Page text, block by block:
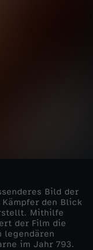
Bild der
den Blick
Mithilfe
der Film die
legendären
im Jahr 793.